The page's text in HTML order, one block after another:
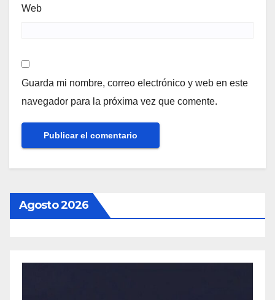
Web
Guarda mi nombre, correo electrónico y web en este
navegador para la próxima vez que comente.
Agosto 2026